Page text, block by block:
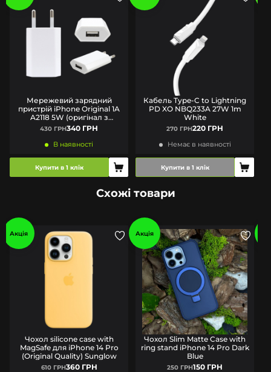
Мережевий зарядний
пристрій iPhone Original 1A
A2118 5W (оригінал з
комплекту)
430 ГРН340 ГРН
В наявності
Купити в 1 клік
Кабель Type-C to Lightning
PD XO NBQ233A 27W 1m
White
270 ГРН220 ГРН
Немає в наявності
Купити в 1 клік
Схожі товари
Акція
Чохол silicone case with
MagSafe для iPhone 14 Pro
(Original Quality) Sunglow
610 ГРН360 ГРН
Акція
Чохол Slim Matte Case with
ring stand iPhone 14 Pro Dark
Blue
250 ГРН150 ГРН